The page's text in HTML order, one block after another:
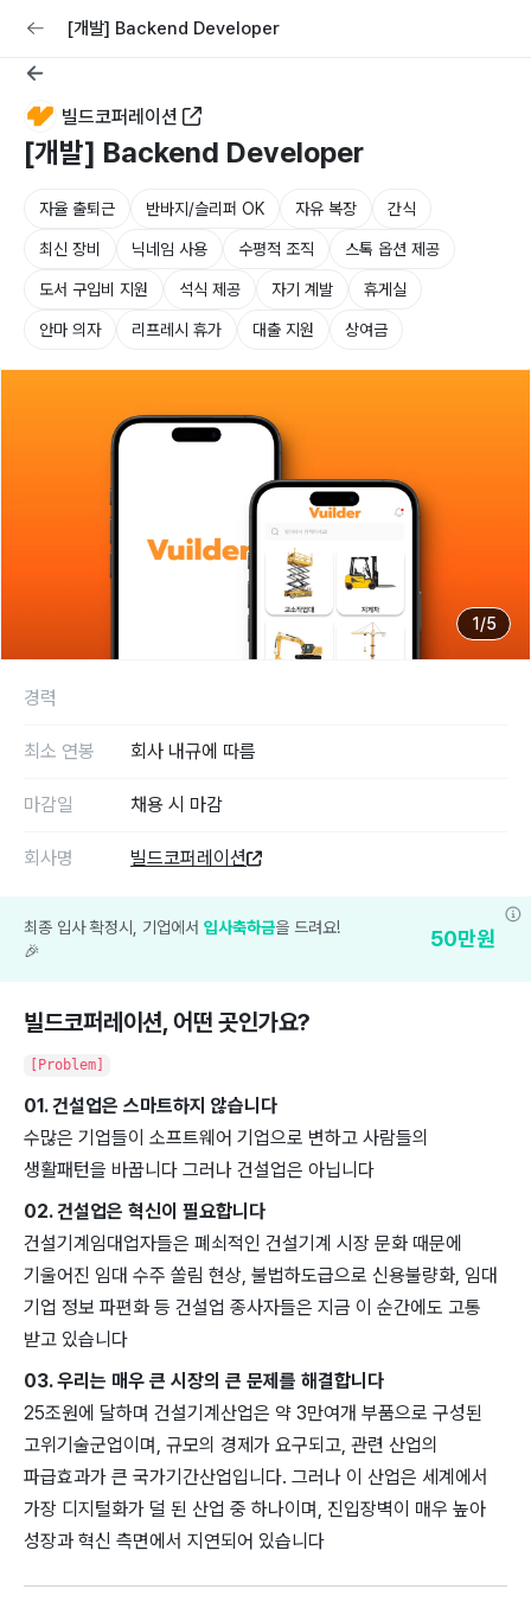
교육 커리어
[개발] Backend Developer
빌드코퍼레이션
[개발] Backend Developer
자율 출퇴근 반바지/슬리퍼 OK 자유 복장 간식
최신 장비 닉네임 사용 수평적 조직 스톡 옵션 제공
도서 구입비 지원 석식 제공 자기 계발 휴게실
안마 의자 리프레시 휴가 대출 지원 상여금
1 /5
빌드코퍼레이션, 어떤 곳인가요?
[Problem]
01. 건설업은 스마트하지 않습니다
수많은 기업들이 소프트웨어 기업으로 변하고 사람들의
생활패턴을 바꿉니다 그러나 건설업은 아닙니다
02. 건설업은 혁신이 필요합니다
건설기계임대업자들은 폐쇠적인 건설기계 시장 문화 때문에
기울어진 임대 수주 쏠림 현상, 불법하도급으로 신용불량화, 임대
기업 정보 파편화 등 건설업 종사자들은 지금 이 순간에도 고통
받고 있습니다
03. 우리는 매우 큰 시장의 큰 문제를 해결합니다
25조원에 달하며 건설기계산업은 약 3만여개 부품으로 구성된
고위기술군업이며, 규모의 경제가 요구되고, 관련 산업의
파급효과가 큰 국가기간산업입니다. 그러나 이 산업은 세계에서
가장 디지털화가 덜 된 산업 중 하나이며, 진입장벽이 매우 높아
성장과 혁신 측면에서 지연되어 있습니다
경력
최소 연봉 회사 내규에 따름
마감일 채용 시 마감
회사명 빌드코퍼레이션
최종 입사 확정시, 기업에서 입사축하금을 드려요!
🎉
50만원